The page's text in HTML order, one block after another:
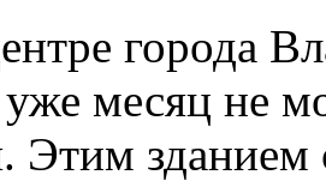
города
месяц не
Этим